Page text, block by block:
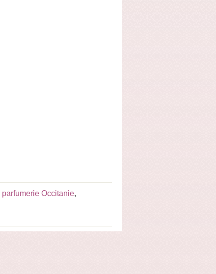
parfumerie Occitanie,